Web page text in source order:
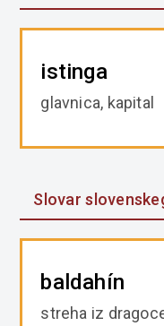
istinga
glavnica, kapital
Slovar
baldahín
streha iz